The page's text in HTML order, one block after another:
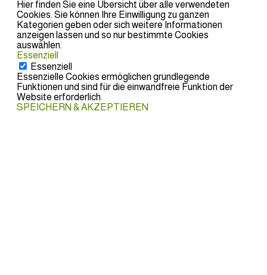
Hier finden Sie eine Übersicht über alle verwendeten
Cookies. Sie können Ihre Einwilligung zu ganzen
Kategorien geben oder sich weitere Informationen
anzeigen lassen und so nur bestimmte Cookies
auswählen.
Essenziell
Essenziell
Essenzielle Cookies ermöglichen grundlegende
Funktionen und sind für die einwandfreie Funktion der
Website erforderlich.
SPEICHERN & AKZEPTIEREN